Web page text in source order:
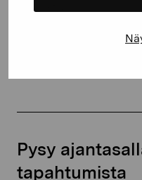
Pysy
tapahtumista